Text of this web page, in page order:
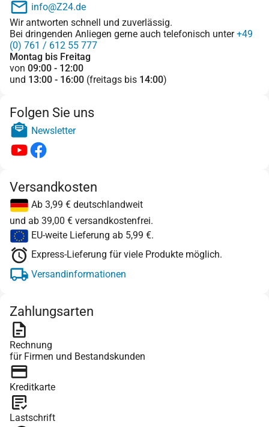
info@Z24.de
Wir antworten schnell und zuverlässig.
Bei dringenden Anliegen gerne auch telefonisch unter+49
(0) 761 / 612 55 777
Montag bis Freitag
von 09:00 - 12:00
und 13:00 - 16:00 (freitags bis 14:00)
Folgen Sie uns
Newsletter
Versandkosten
Ab 3,99 € deutschlandweit
und ab 39,00 € versandkostenfrei.
EU-weite Lieferung ab 5,99 €.
Express-Lieferung für viele Produkte möglich.
Versandinformationen
Zahlungsarten
Rechnung
für Firmen und Bestandskunden
Kreditkarte
Lastschrift